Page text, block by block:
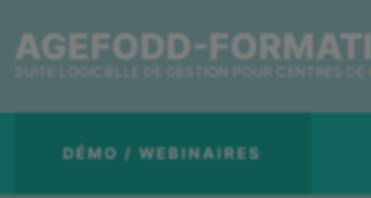
AGEFODD-
SUITE LOGICIELLE DE GESTION POUR CENTRES DE
DÉMO / WEBINAIRES